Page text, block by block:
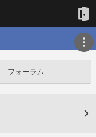
フォーラム